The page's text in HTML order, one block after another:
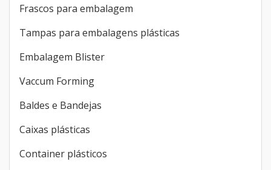
Frascos para embalagem
Tampas para embalagens plásticas
Embalagem Blister
Vaccum Forming
Baldes e Bandejas
Caixas plásticas
Container plásticos